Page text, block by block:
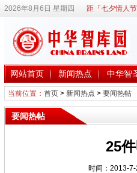
2026年8月6日 星期四 距『七夕情人
网站首页 新闻热点 中华智
当前位置： 首页> 新闻热点 > 要闻热帖
要闻热帖
25
时间：2013-